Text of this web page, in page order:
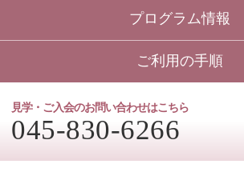
プログラム情報
ご利用の手順
見学・ご入会のお問い合わせはこちら
045-830-6266